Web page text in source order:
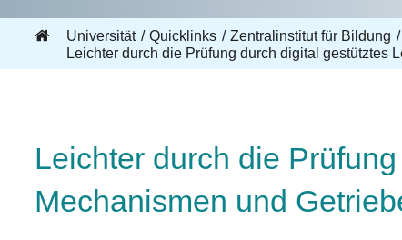
Universität Quicklinks Zentralinstitut für Bildung
Leichter durch die Prüfung durch digital gestütztes
Leichter durch die
Mechanismen und